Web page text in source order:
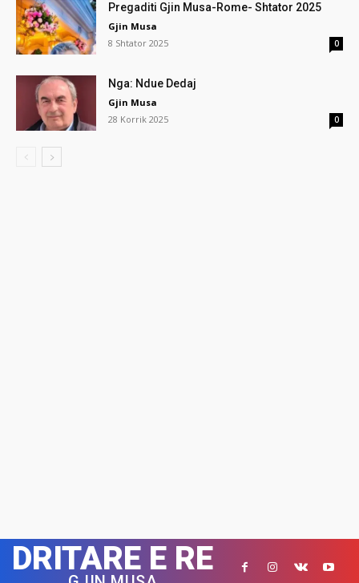
Pregaditi Gjin Musa-Rome- Shtator 2025
Gjin Musa
8 Shtator 2025
0
Nga: Ndue Dedaj
Gjin Musa
28 Korrik 2025
0
DRITARE E RE